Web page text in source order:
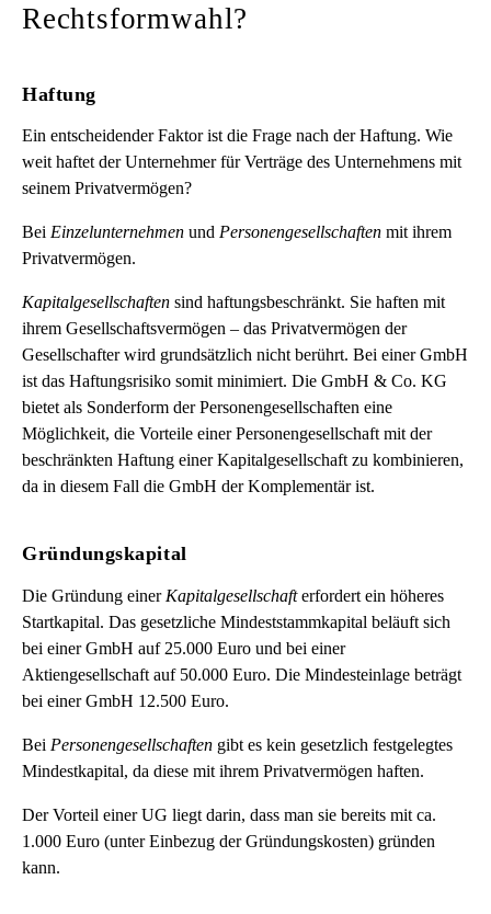
Rechtsformwahl?
Haftung
Ein entscheidender Faktor ist die Frage nach der Haftung. Wie
weit haftet der Unternehmer für Verträge des Unternehmens mit
seinem Privatvermögen?
Bei Einzelunternehmen und Personengesellschaften mit ihrem
Privatvermögen.
Kapitalgesellschaften sind haftungsbeschränkt. Sie haften mit
ihrem Gesellschaftsvermögen – das Privatvermögen der
Gesellschafter wird grundsätzlich nicht berührt. Bei einer GmbH
ist das Haftungsrisiko somit minimiert. Die GmbH & Co. KG
bietet als Sonderform der Personengesellschaften eine
Möglichkeit, die Vorteile einer Personengesellschaft mit der
beschränkten Haftung einer Kapitalgesellschaft zu kombinieren,
da in diesem Fall die GmbH der Komplementär ist.
Gründungskapital
Die Gründung einer Kapitalgesellschafterfordert ein höheres
Startkapital. Das gesetzliche Mindeststammkapital beläuft sich
bei einer GmbH auf 25.000 Euro und bei einer
Aktiengesellschaft auf 50.000 Euro. Die Mindesteinlage beträgt
bei einer GmbH 12.500 Euro.
Bei Personengesellschaften gibt es kein gesetzlich festgelegtes
Mindestkapital, da diese mit ihrem Privatvermögen haften.
Der Vorteil einer UG liegt darin, dass man sie bereits mit ca.
1.000 Euro (unter Einbezug der Gründungskosten) gründen
kann.